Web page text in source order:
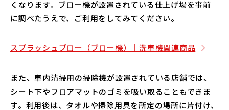
くなります。ブロー機が設置されている仕上げ場を事前
に調べたうえで、ご利用をしてみてください。
スプラッシュブロー（ブロー機）｜洗車機関連商品
また、車内清掃用の掃除機が設置されている店舗では、
シート下やフロアマットのゴミを吸い取ることもできま
す。利用後は、タオルや掃除用具を所定の場所に片付け、